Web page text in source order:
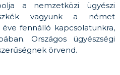
a nemzetközi ügyészi
vagyunk a német
fennálló kapcsolatunkra,
Országos ügyészségi
örvend.